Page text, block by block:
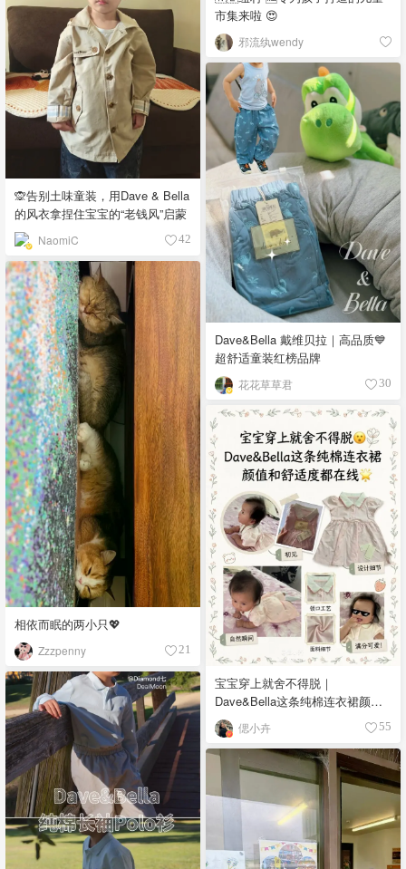
市集来啦 😍
邪流纨wendy
🙊告别土味童装，用Dave & Bella
的风衣拿捏住宝宝的“老钱风”启蒙
NaomiC 42
Dave&Bella 戴维贝拉｜高品质💙
超舒适童装红榜品牌
花花草草君 30
相依而眠的两小只💖
Zzzpenny 21
宝宝穿上就舍不得脱｜
Dave&Bella这条纯棉连衣裙颜值
和舒适度都在线✨
偲小卉 55